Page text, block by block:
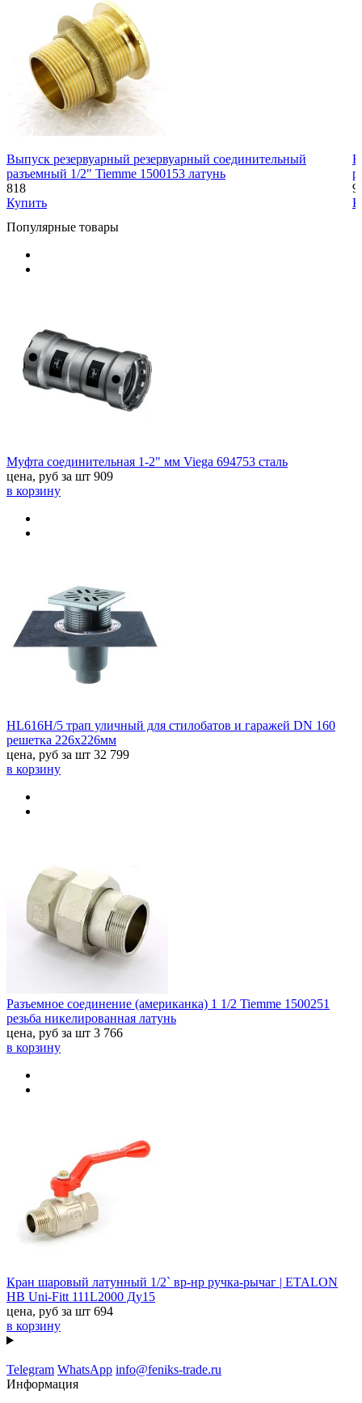
Выпуск резервуарный резервуарный соединительный
разъемный 1/2" Tiemme 1500153 латунь
818
Купить
Популярные товары
Муфта соединительная 1-2" мм Viega 694753 сталь
цена, руб за шт 909
в корзину
HL616H/5 трап уличный для стилобатов и гаражей DN 160
решетка 226х226мм
цена, руб за шт 32 799
в корзину
Разъемное соединение (американка) 1 1/2 Tiemme 1500251
резьба никелированная латунь
цена, руб за шт 3 766
в корзину
Кран шаровый латунный 1/2` вр-нр ручка-рычаг | ETALON
HВ Uni-Fitt 111L2000 Ду15
цена, руб за шт 694
в корзину
Telegram WhatsApp info@feniks-trade.ru
Информация